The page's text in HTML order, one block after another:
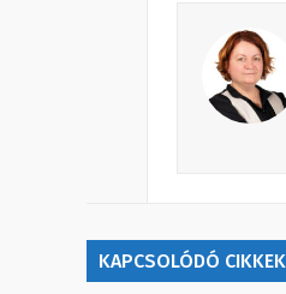
KAPCSOLÓDÓ CIKKEK